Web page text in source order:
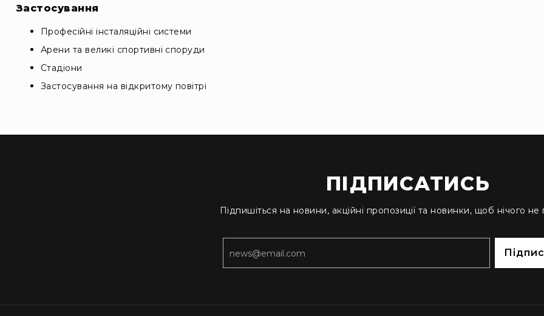
Застосування
Професійні інсталяційні системи
Арени та великі спортивні споруди
Стадіони
Застосування на відкритому повітрі
ПІДПИСАТИСЬ
Підпишіться на новини, акційні пропозиції та новинки, щоб нічого не